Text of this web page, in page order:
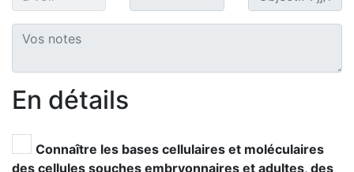
En détails
Connaître les bases cellulaires et moléculaires
des cellules souches embryonnaires et adultes, des